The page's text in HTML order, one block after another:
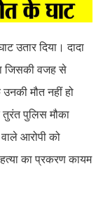
उतार दिया। दादा
जिसकी वजह से
मौत नहीं हो
पुलिस मौका
आरोपी को
का प्रकरण कायम